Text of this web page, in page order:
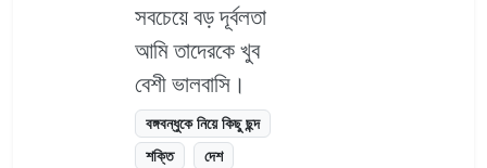
সবচেয়ে বড় দূর্বলতা
আমি তাদেরকে খুব
বেশী ভালবাসি।
বঙ্গবন্ধুকে নিয়ে কিছু ছন্দ
শক্তি
দেশ